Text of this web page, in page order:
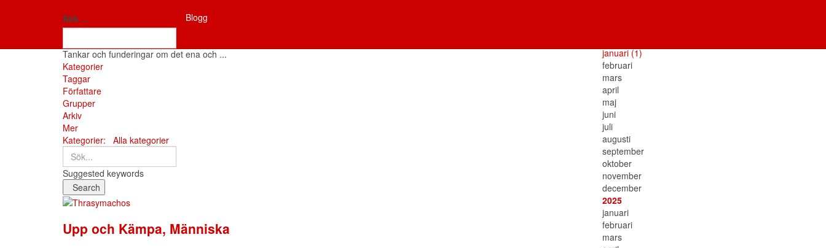
Sök ...
Blogg
Fria tankar
Tankar och funderingar om det ena och ...
Hem
Kategorier
Taggar
Författare
Grupper
Arkiv
Mer
Kategorier:
Alla kategorierSök...
Suggested keywords
Search
x
Search
Prenumerera
blogguppdateringar
Avsluta
på
blogg
Sign
Upp och Kämpa, Människa
januari(1)
februari
mars
april
maj
juni
juli
augusti
september
oktober
november
december
2025
januari
februari
mars